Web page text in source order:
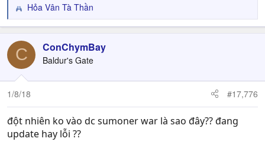
R
e
c
i
o
n
s
Hỏa Vân Tà Thần
C ConChymBay
Baldur's Gate
1/8/18 #17,776
đột nhiên ko vào dc sumoner war là sao đây?? đang
update hay lỗi ??